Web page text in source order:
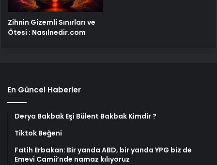
Zihnin Gizemli Sınırları ve
Ötesi : Nasılnedir.com
En Güncel Haberler
Derya Bakbak Eşi Bülent Bakbak Kimdir ?
Tiktok Beğeni
Fatih Erbakan: Bir yanda ABD, bir yanda YPG biz de
Emevi Camii’nde namaz kılıyoruz